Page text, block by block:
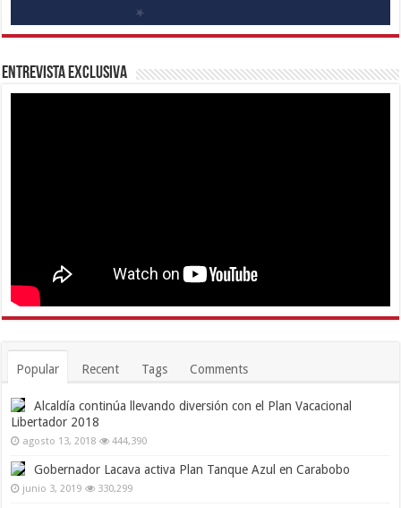
Entrevista Exclusiva
Popular Recent Tags Comments
Alcaldía continúa llevando diversión con el Plan Vacacional
Libertador 2018
agosto 13, 2018 444,390
Gobernador Lacava activa Plan Tanque Azul en Carabobo
junio 3, 2019 330,299